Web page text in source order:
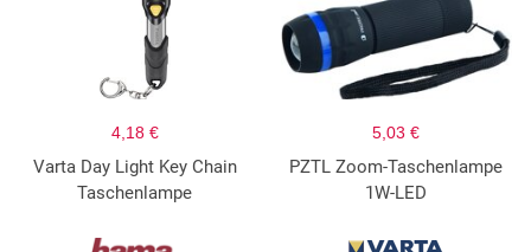
4,18 €
Varta Day Light Key Chain
Taschenlampe
5,03 €
PZTL Zoom-Taschenlampe
1W-LED